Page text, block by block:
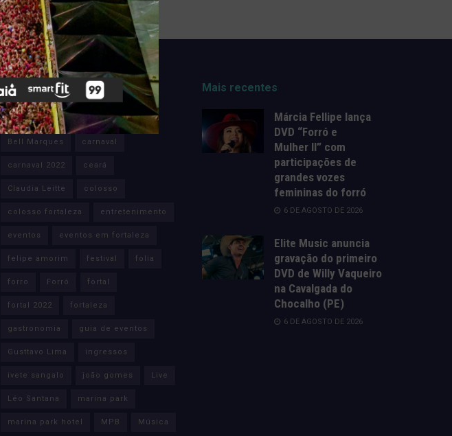
Tags
Anitta Axé Banda Eva
Bell Marques carnaval
carnaval 2022 ceará
Claudia Leitte colosso
colosso fortaleza entretenimento
eventos eventos em fortaleza
felipe amorim festival folia
forro Forró fortal
fortal 2022 fortaleza
gastronomia guia de eventos
Gusttavo Lima ingressos
ivete sangalo joão gomes Live
Léo Santana marina park
marina park hotel MPB Música
Mais recentes
Márcia Fellipe lança
DVD “Forró e
Mulher II” com
participações de
grandes vozes
femininas do forró
6 DE AGOSTO DE 2026
Elite Music anuncia
gravação do primeiro
DVD de Willy Vaqueiro
na Cavalgada do
Chocalho (PE)
6 DE AGOSTO DE 2026